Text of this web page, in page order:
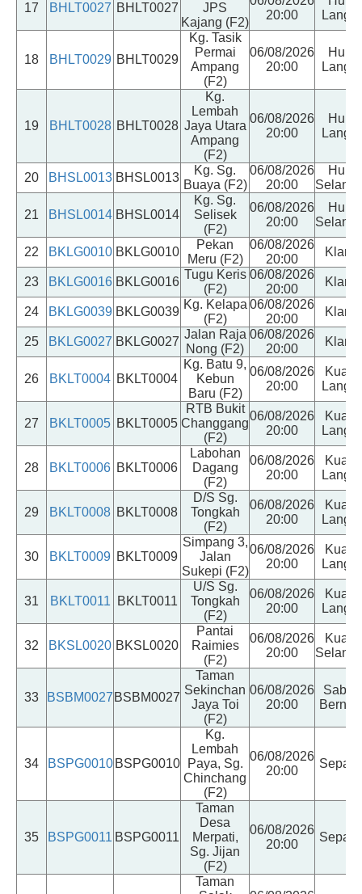
17 BHLT0027 BHLT0027
JPS
Kajang (F2)
20:00
Langat
18 BHLT0029 BHLT0029
Kg. Tasik
Permai
Ampang
(F2)
06/08/2026
20:00
Hulu
Langat
19 BHLT0028 BHLT0028
Kg.
Lembah
Jaya Utara
Ampang
(F2)
06/08/2026
20:00
Hulu
Langat
20 BHSL0013 BHSL0013
Kg. Sg.
Buaya (F2)
06/08/2026
20:00
Hulu
21 BHSL0014 BHSL0014
Kg. Sg.
Selisek
(F2)
06/08/2026
20:00
Hulu
22 BKLG0010 BKLG0010
Pekan
Meru (F2)
06/08/2026
20:00
Klang
23 BKLG0016 BKLG0016
Tugu Keris
(F2)
06/08/2026
20:00
Klang
24 BKLG0039 BKLG0039
Kg. Kelapa
(F2)
06/08/2026
20:00
Klang
25 BKLG0027 BKLG0027
Jalan Raja
Nong (F2)
06/08/2026
20:00
Klang
26 BKLT0004 BKLT0004
Kg. Batu 9,
Kebun
Baru (F2)
06/08/2026
20:00
Kuala
Langat
27 BKLT0005 BKLT0005
RTB Bukit
Changgang
(F2)
06/08/2026
20:00
Kuala
Langat
28 BKLT0006 BKLT0006
Labohan
Dagang
(F2)
06/08/2026
20:00
Kuala
Langat
29 BKLT0008 BKLT0008
D/S Sg.
Tongkah
(F2)
06/08/2026
20:00
Kuala
Langat
30 BKLT0009 BKLT0009
Simpang 3,
Jalan
Sukepi (F2)
06/08/2026
20:00
Kuala
Langat
31 BKLT0011 BKLT0011
U/S Sg.
Tongkah
(F2)
06/08/2026
20:00
Kuala
Langat
32 BKSL0020 BKSL0020
Pantai
Raimies
(F2)
06/08/2026
20:00
Kuala
33 BSBM0027 BSBM0027
Taman
Sekinchan
Jaya Toi
(F2)
06/08/2026
20:00
Sabak
34 BSPG0010 BSPG0010
Kg.
Lembah
Paya, Sg.
Chinchang
(F2)
06/08/2026
20:00
35 BSPG0011 BSPG0011
Taman
Desa
Merpati,
Sg. Jijan
(F2)
06/08/2026
20:00
Taman